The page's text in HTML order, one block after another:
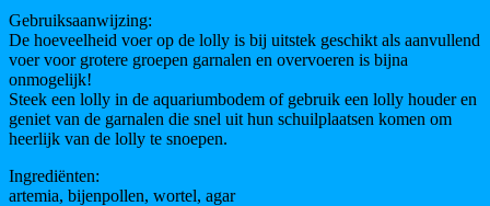
Gebruiksaanwijzing:
De hoeveelheid voer op de lolly is bij uitstek geschikt als aanvullend
voer voor grotere groepen garnalen en overvoeren is bijna
onmogelijk!
Steek een lolly in de aquariumbodem of gebruik een lolly houder en
geniet van de garnalen die snel uit hun schuilplaatsen komen om
heerlijk van de lolly te snoepen.
Ingrediënten:
artemia, bijenpollen, wortel, agar